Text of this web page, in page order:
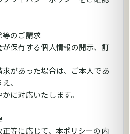
等のご請求
が保有する個人情報の開示、訂
があった場合は、ご本人であ
、
に対応いたします。
正等に応じて、本ポリシーの内